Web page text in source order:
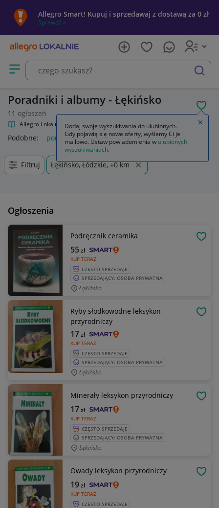
Allegro Smart! Kupuj i sprzedawaj z dostawą za 0 zł
Sprawdź »
Otwórz menu z kategoriami
szukaj
Poradniki i albumy - Łękińsko
11 ogłoszeń
Allegro Lokalnie Kultura i rozrywka Książki Poradniki i albumy
Podobne: poradniki i albumy
Filtruj Łękińsko, Łódzkie, +0 km
Ogłoszenia
Podręcznik ceramika
KUP TERAZ
55zł
CZĘSTO SPRZEDAJE
SPRZEDAJĄCY: OSOBA PRYWATNA
Łękińsko
Ryby słodkowodne leksykon
przyrodniczy
KUP TERAZ
17zł
CZĘSTO SPRZEDAJE
SPRZEDAJĄCY: OSOBA PRYWATNA
Łękińsko
Minerały leksykon przyrodniczy
KUP TERAZ
17zł
CZĘSTO SPRZEDAJE
SPRZEDAJĄCY: OSOBA PRYWATNA
Łękińsko
Owady leksykon przyrodniczy
KUP TERAZ
19zł
CZĘSTO SPRZEDAJE
Dodaj swoje wyszukiwania do ulubionych.
Gdy pojawią się nowe oferty, wyślemy Ci je
mailowo. Ustaw powiadomienia w ulubionych
wyszukiwaniach.